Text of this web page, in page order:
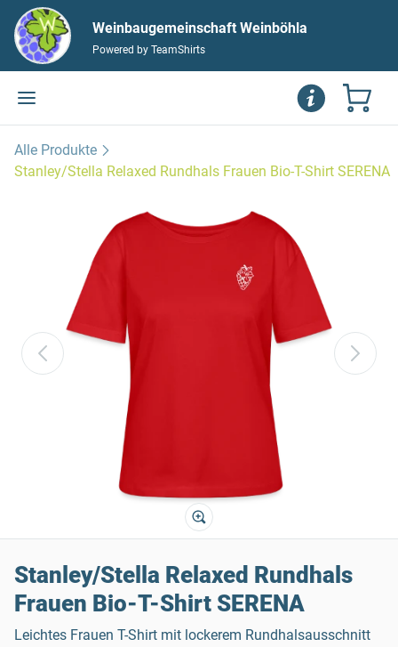
Weinbaugemeinschaft Weinböhla
Powered by TeamShirts
Alle Produkte
Stanley/Stella Relaxed Rundhals Frauen Bio-T-Shirt SERENA
Stanley/Stella Relaxed Rundhals
Frauen Bio-T-Shirt SERENA
Leichtes Frauen T-Shirt mit lockerem Rundhalsausschnitt